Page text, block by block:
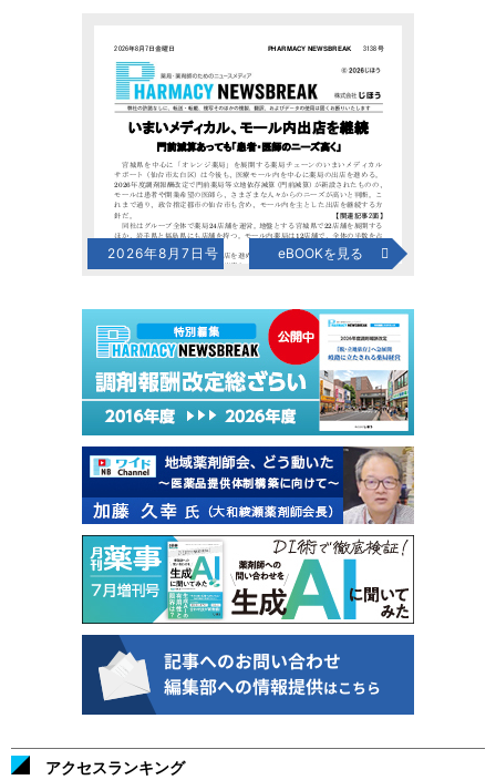
2026年8月7日号 eBOOKを見る
アクセスランキング